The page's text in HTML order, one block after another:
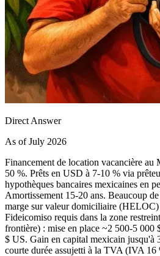
Direct Answer
As of July 2026
Financement de location vacancière au
50 %. Prêts en USD à 7-10 % via
hypothèques bancaires mexicaines en
Amortissement 15-20 ans. Beaucoup
marge sur valeur domiciliaire (HELOC)
Fideicomiso requis dans la zone
frontière) : mise en place ~2 500-5 000
$ US. Gain en capital mexicain jusqu'à
courte durée assujetti à la TVA (IVA 16